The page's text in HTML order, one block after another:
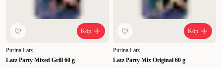
Köp
Purina Latz
Latz Party Mixed Grill 60 g
Köp
Purina Latz
Latz Party Mix Original 60 g